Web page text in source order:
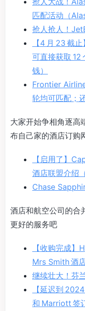
匹配活动（
抢人抢人！
【4 月 23 截
可直接获取 12
钱）
Frontier
轮均可匹配；
大家开始争相角逐高
布自己家的酒店订购
【启用了】
酒店联盟介绍
Chase
酒店和航空公司的合
更好的服务吧
【收购完成】
Mrs Smith 酒
继续壮大！芬
【延迟到
和 Marriott 签